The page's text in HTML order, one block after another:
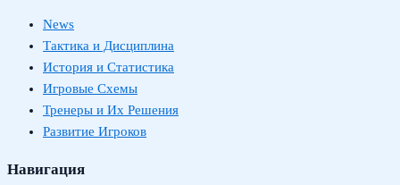
News
Тактика и Дисциплина
История и Статистика
Игровые Схемы
Тренеры и Их Решения
Развитие Игроков
Навигация